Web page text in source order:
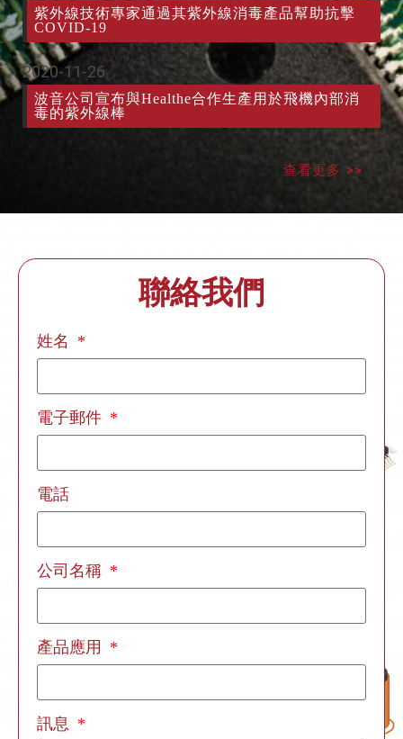
紫外線技術專家通過其紫外線消毒產品幫助抗擊
COVID-19
2020-11-26
波音公司宣布與Healthe合作生產用於飛機內部消
毒的紫外線棒
查看更多 >>
聯絡我們
姓名
電子郵件
電話
公司名稱
產品應用
訊息